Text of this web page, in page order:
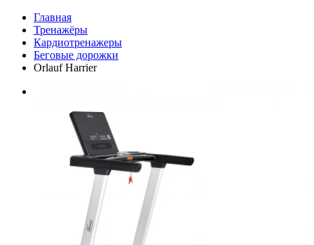
Главная
Тренажёры
Кардиотренажеры
Беговые дорожки
Orlauf Harrier